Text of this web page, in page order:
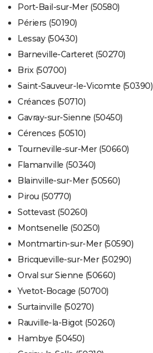
Port-Bail-sur-Mer (50580)
Périers (50190)
Lessay (50430)
Barneville-Carteret (50270)
Brix (50700)
Saint-Sauveur-le-Vicomte (50390)
Créances (50710)
Gavray-sur-Sienne (50450)
Cérences (50510)
Tourneville-sur-Mer (50660)
Flamanville (50340)
Blainville-sur-Mer (50560)
Pirou (50770)
Sottevast (50260)
Montsenelle (50250)
Montmartin-sur-Mer (50590)
Bricqueville-sur-Mer (50290)
Orval sur Sienne (50660)
Yvetot-Bocage (50700)
Surtainville (50270)
Rauville-la-Bigot (50260)
Hambye (50450)